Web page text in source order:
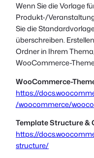
Wenn Sie die Vorlage
Produkt-/
Sie die
überschreiben.
Ordner in Ihrem
WooCommerce-
WooCommerce-
https://
/woocommerce/
Template Structure &
https://
structure/